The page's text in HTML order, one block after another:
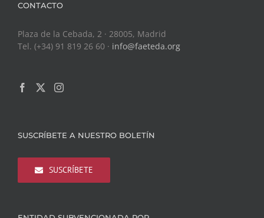
CONTACTO
Plaza de la Cebada, 2 · 28005, Madrid
Tel. (+34) 91 819 26 60 · info@faeteda.org
SUSCRÍBETE A NUESTRO BOLETÍN
SUSCRÍBETE